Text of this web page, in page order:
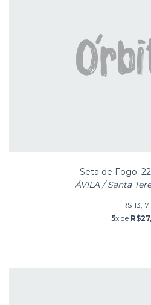
Seta de Fogo.
ÁVILA / Santa
R$113,17
5x de